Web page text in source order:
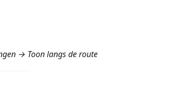
→ Toon langs de route